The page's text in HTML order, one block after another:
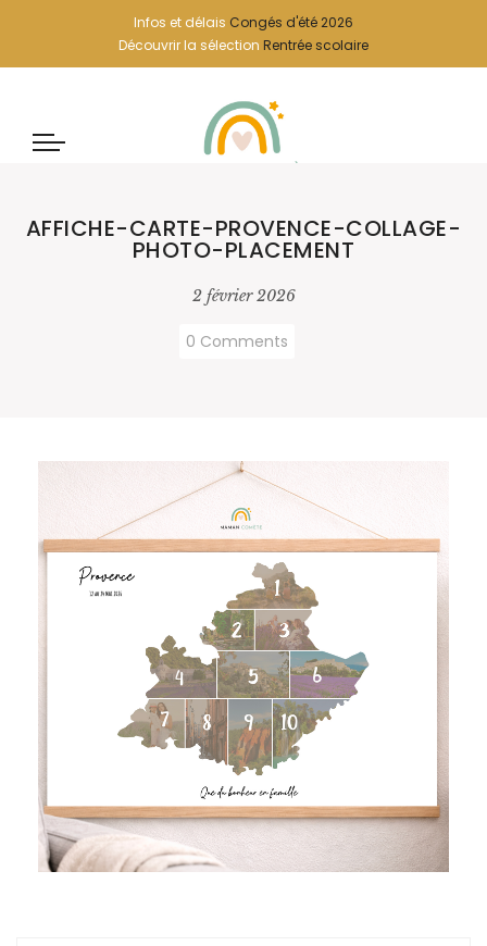
Infos et délais Congés d'été 2026
Découvrir la sélection Rentrée scolaire
AFFICHE-CARTE-PROVENCE-COLLAGE-
PHOTO-PLACEMENT
2 février 2026
0 Comments